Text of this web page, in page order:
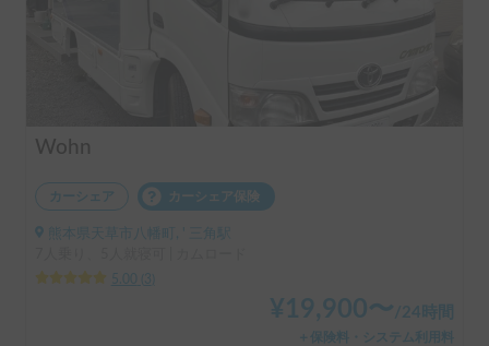
Wohn
カーシェア カーシェア保険
熊本県天草市八幡町, ' 三角駅
5.00
3
¥ 19,900〜 /24時間
＋保険料・システム利用料